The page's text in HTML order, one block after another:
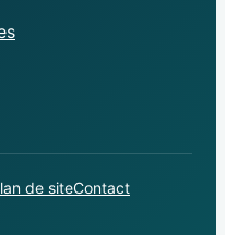
de siteContact